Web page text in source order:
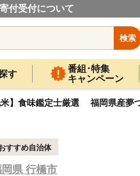
付受付について
検索
す
番組･特集
キャンペーン
】食味鑑定士厳選 福岡県産夢
すすめ自治体
県 行橋市